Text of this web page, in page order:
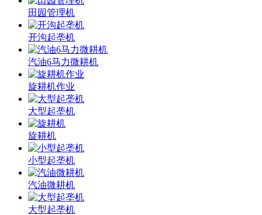
田园管理机
开沟起垄机
汽油6马力微耕机
旋耕机作业
大型起垄机
旋耕机
小型起垄机
汽油微耕机
大型起垄机